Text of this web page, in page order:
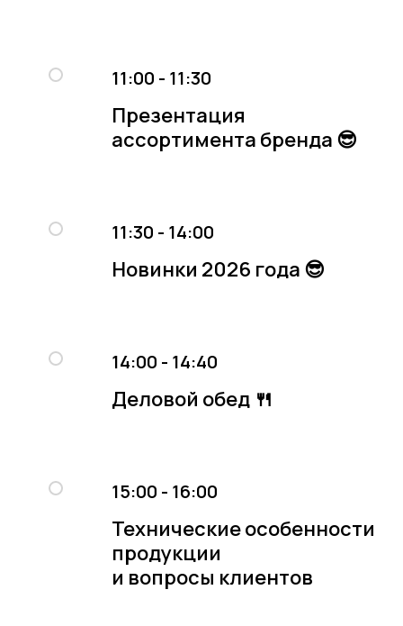
11:00 - 11:30
Презентация
ассортимента бренда 😎
11:30 - 14:00
Новинки 2026 года 😎
14:00 - 14:40
Деловой обед 🍴
15:00 - 16:00
Технические особенности
продукции
и вопросы клиентов